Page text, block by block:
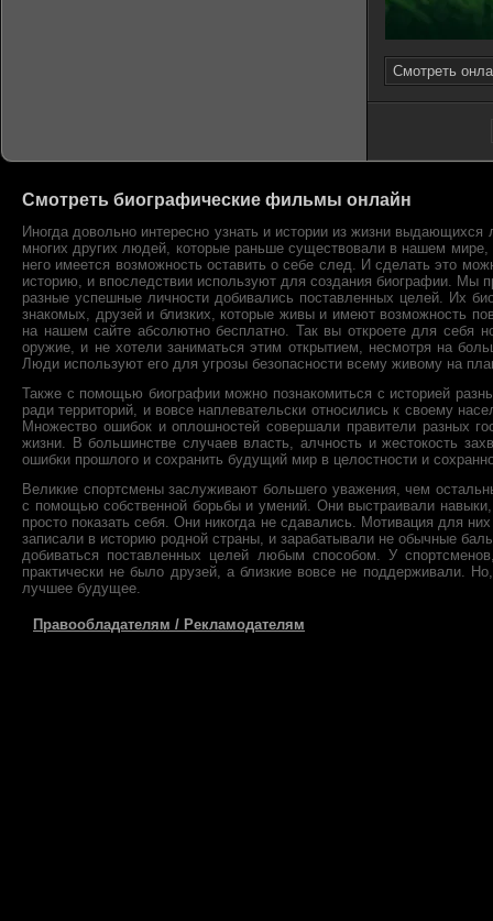
Смотреть
Смотреть биографические фильмы онлайн
Иногда довольно интересно узнать и истории из жизни
многих других людей, которые раньше существовали в нашем
него имеется возможность оставить о себе след. И сделать это
историю, и впоследствии используют для создания биографии. Мы
разные успешные личности добивались поставленных целей. Их
знакомых, друзей и близких, которые живы и имеют возможность
на нашем сайте абсолютно бесплатно. Так вы откроете для себя
оружие, и не хотели заниматься этим открытием, несмотря на
Люди используют его для угрозы безопасности всему живому на
Также с помощью биографии можно познакомиться с историей
ради территорий, и вовсе наплевательски относились к своему
Множество ошибок и оплошностей совершали правители разных
жизни. В большинстве случаев власть, алчность и жестокость
ошибки прошлого и сохранить будущий мир в целостности и
Великие спортсмены заслуживают большего уважения, чем
с помощью собственной борьбы и умений. Они выстраивали
просто показать себя. Они никогда не сдавались. Мотивация для
записали в историю родной страны, и зарабатывали не обычные
добиваться поставленных целей любым способом. У
практически не было друзей, а близкие вовсе не поддерживали.
лучшее будущее.
Правообладателям / Рекламодателям